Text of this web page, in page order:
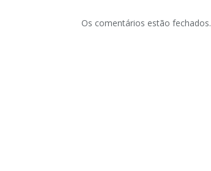
Os comentários estão fechados.